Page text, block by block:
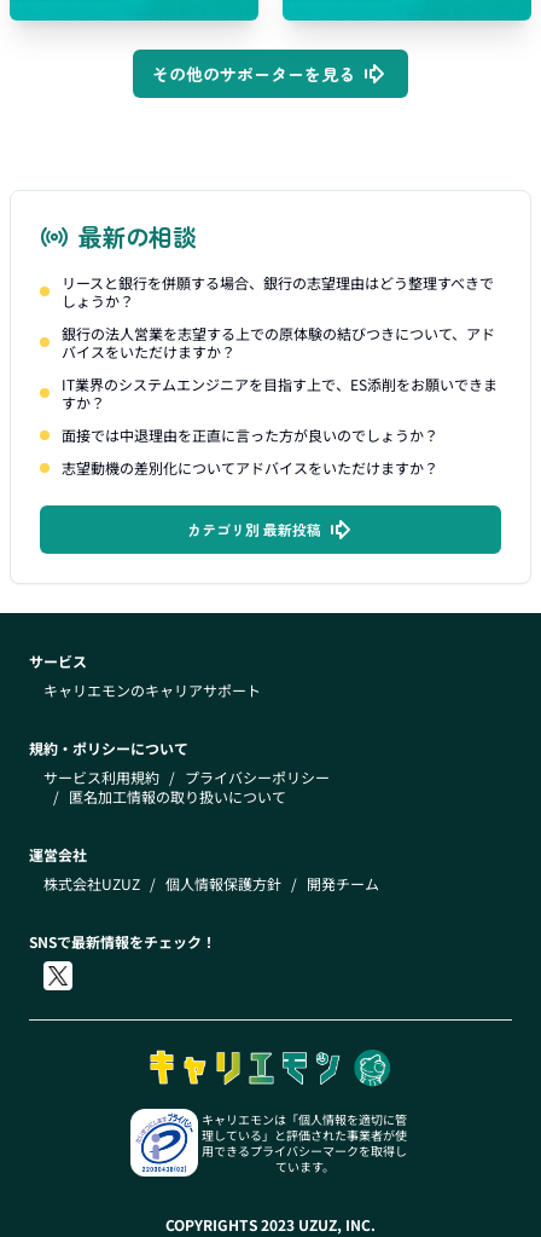
その他のサポーターを見る
最新の相談
リースと銀行を併願する場合、銀行の志望理由はどう整理すべきで
しょうか？
銀行の法人営業を志望する上での原体験の結びつきについて、アド
バイスをいただけますか？
IT業界のシステムエンジニアを目指す上で、ES添削をお願いできま
すか？
面接では中退理由を正直に言った方が良いのでしょうか？
志望動機の差別化についてアドバイスをいただけますか？
カテゴリ別 最新投稿
サービス
キャリエモンのキャリアサポート
規約・ポリシーについて
サービス利用規約 / プライバシーポリシー
/ 匿名加工情報の取り扱いについて
運営会社
株式会社UZUZ / 個人情報保護方針 / 開発チーム
SNSで最新情報をチェック！
キャリエモンは「個人情報を適切に管
理している」と評価された事業者が使
用できるプライバシーマークを取得し
ています。
COPYRIGHTS 2023 UZUZ, INC.